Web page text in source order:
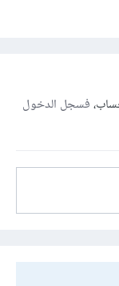
فسجل الدخول